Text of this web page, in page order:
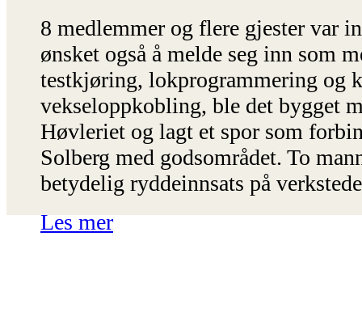
8 medlemmer og flere gjester var
ønsket også å melde seg inn som
testkjøring, lokprogrammering og
vekseloppkobling, ble det bygget
Høvleriet og lagt et spor som
Solberg med godsområdet. To
betydelig ryddeinnsats på
Les mer